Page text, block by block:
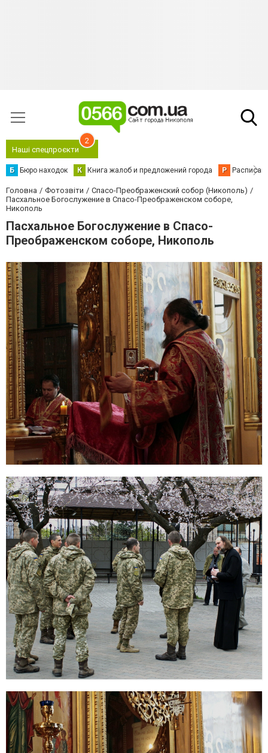
Наші спецпроєкти
2
Б Бюро находок К Книга жалоб и предложений города Р
Головна Фотозвіти
Спасо-Преображенский собор (Никополь)
Пасхальное Богослужение в Спасо-Преображенском соборе,
Никополь
Пасхальное Богослужение в Спасо-
Преображенском соборе, Никополь